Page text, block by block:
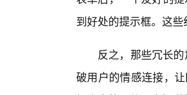
到好处的提示框。这
反之，那些冗长
破用户的情感连接，